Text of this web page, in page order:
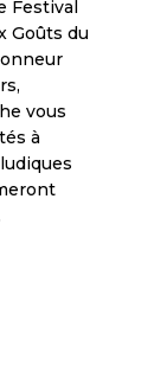
Festival
Goûts du
vous
à